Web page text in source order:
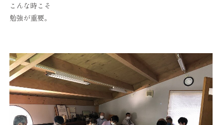
こんな時こそ
勉強が重要。